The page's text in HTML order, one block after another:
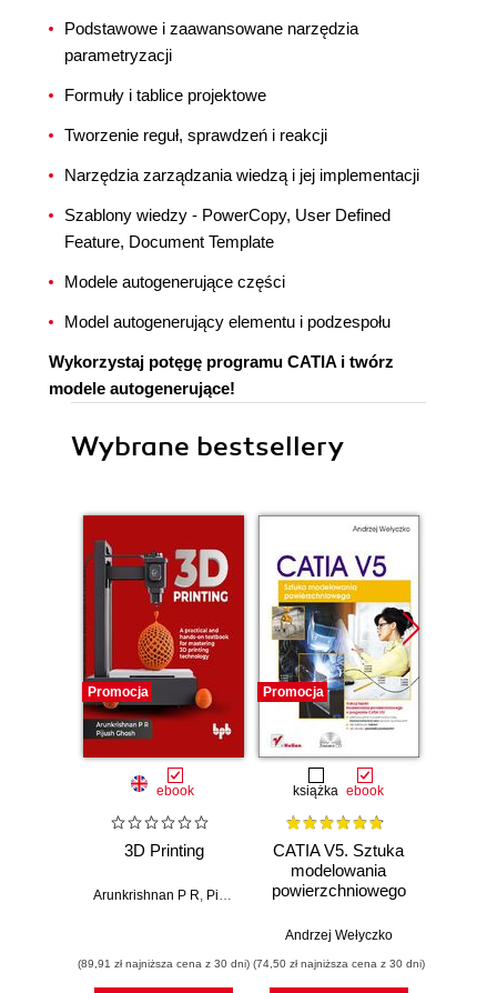
Podstawowe i zaawansowane narzędzia
parametryzacji
Formuły i tablice projektowe
Tworzenie reguł, sprawdzeń i reakcji
Narzędzia zarządzania wiedzą i jej implementacji
Szablony wiedzy - PowerCopy, User Defined
Feature, Document Template
Modele autogenerujące części
Model autogenerujący elementu i podzespołu
Wykorzystaj potęgę programu CATIA i twórz
modele autogenerujące!
Wybrane bestsellery
Promocja
ebook
3D Printing
Arunkrishnan P R Pijush Ghosh
(89,91 zł najniższa cena z 30 dni)
Promocja
książka ebook
CATIA V5. Sztuka
modelowania
powierzchniowego
Andrzej Wełyczko
(74,50 zł najniższa cena z 30 dni)